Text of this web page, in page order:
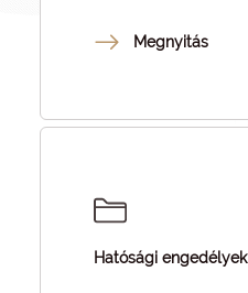
Megnyitás
Hatósági engedélyek